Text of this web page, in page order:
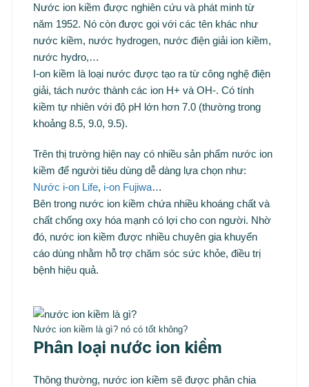
Nước ion kiềm được nghiên cứu và phát minh từ
năm 1952. Nó còn được gọi với các tên khác như
nước kiềm, nước hydrogen, nước điện giải ion kiềm,
nước hydro,…
I-on kiềm là loại nước được tạo ra từ công nghệ điện
giải, tách nước thành các ion H+ và OH-. Có tính
kiềm tự nhiên với độ pH lớn hơn 7.0 (thường trong
khoảng 8.5, 9.0, 9.5).
Trên thị trường hiện nay có nhiều sản phẩm nước ion
kiềm để người tiêu dùng dễ dàng lựa chọn như:
Nước i-on Life, i-on Fujiwa…
Bên trong nước ion kiềm chứa nhiều khoáng chất và
chất chống oxy hóa mạnh có lợi cho con người. Nhờ
đó, nước ion kiềm được nhiều chuyên gia khuyến
cáo dùng nhằm hỗ trợ chăm sóc sức khỏe, điều trị
bệnh hiệu quả.
Nước ion kiềm là gì? nó có tốt không?
Phân loại nước ion kiềm
Thông thường, nước ion kiềm sẽ được phân chia